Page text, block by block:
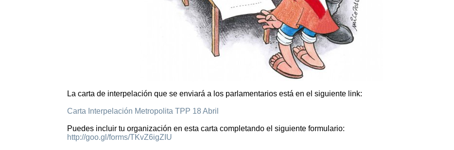
La carta de interpelación que se enviará a los parlamentarios está en el siguiente link:
Carta Interpelación Metropolita TPP 18 Abril
Puedes incluir tu organización en esta carta completando el siguiente formulario:
http://goo.gl/forms/TKvZ6igZIU